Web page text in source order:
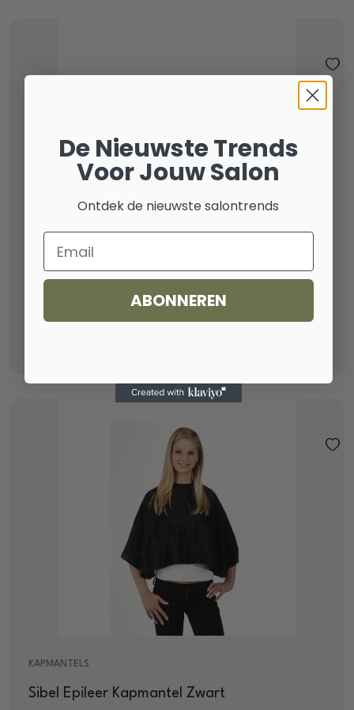
HANDDOEKEN
KAPMANTELS
Sibel Epileer Kapmantel Zwart
De Nieuwste Trends
Voor Jouw Salon
Ontdek de nieuwste salontrends
Email
ABONNEREN